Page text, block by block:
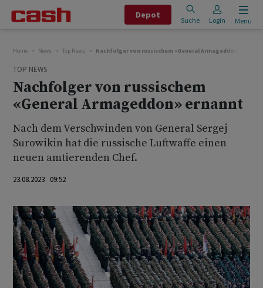
Depot
Suche Login Menu
Home News Top News Nachfolger von russischem «General Armageddon»
TOP NEWS
Nachfolger von russischem
«General Armageddon» ernannt
Nach dem Verschwinden von General Sergej
Surowikin hat die russische Luftwaffe einen
neuen amtierenden Chef.
23.08.2023 09:52